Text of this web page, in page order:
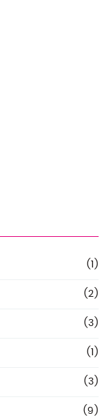
(1)
(2)
(3)
(1)
(3)
(9)